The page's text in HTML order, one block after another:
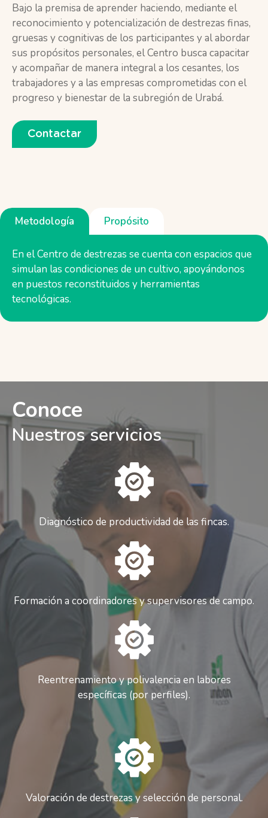
Bajo la premisa de aprender haciendo, mediante el
reconocimiento y potencialización de destrezas finas,
gruesas y cognitivas de los participantes y al abordar
sus propósitos personales, el Centro busca capacitar
y acompañar de manera integral a los cesantes, los
trabajadores y a las empresas comprometidas con el
progreso y bienestar de la subregión de Urabá.
Contactar
Metodología Propósito
En el Centro de destrezas se cuenta con espacios que
simulan las condiciones de un cultivo, apoyándonos
en puestos reconstituidos y herramientas
tecnológicas.
Conoce
Nuestros servicios
Diagnóstico de productividad de las fincas.
Formación a coordinadores y supervisores de campo.
Reentrenamiento y polivalencia en labores
específicas (por perfiles).
Valoración de destrezas y selección de personal.